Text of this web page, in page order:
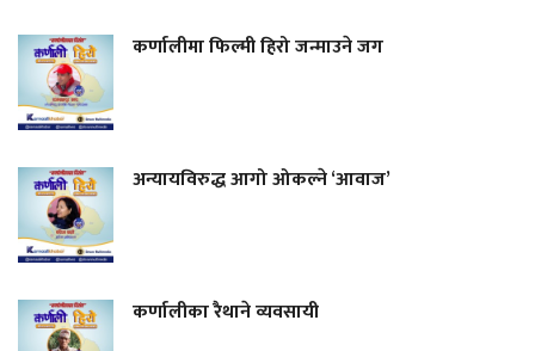
कर्णालीमा फिल्मी हिरो जन्माउने जग
अन्यायविरुद्ध आगो ओकल्ने ‘आवाज’
कर्णालीका रैथाने व्यवसायी